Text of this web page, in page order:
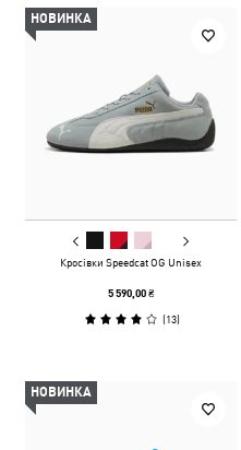
НОВИНКА
Кросівки Speedcat OG Unisex
5 590,00 ₴
(13)
НОВИНКА